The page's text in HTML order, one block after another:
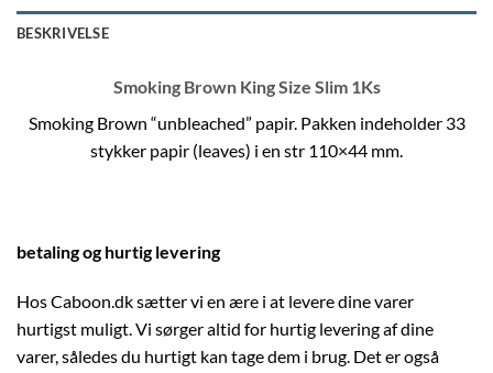
BESKRIVELSE
Smoking Brown King Size Slim 1Ks
Smoking Brown “unbleached” papir. Pakken indeholder 33
stykker papir (leaves) i en str 110×44 mm.
betaling og hurtig levering
Hos Caboon.dk sætter vi en ære i at levere dine varer
hurtigst muligt. Vi sørger altid for hurtig levering af dine
varer, således du hurtigt kan tage dem i brug. Det er også